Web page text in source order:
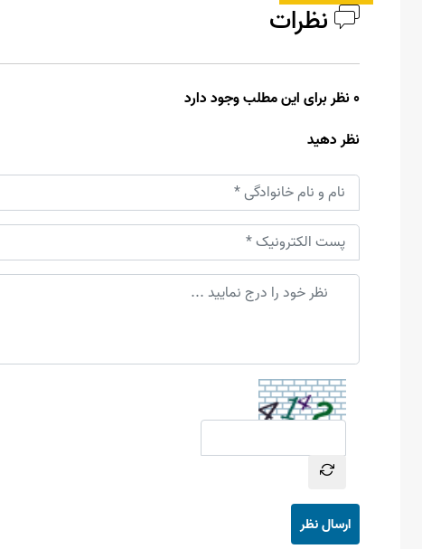
نظرات
0 نظر برای این مطلب وجود دارد
نظر دهید
ارسال نظر